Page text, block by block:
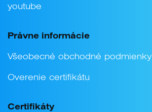
youtube
Právne informácie
Všeobecné obchodné podmienky
Overenie certifikátu
Certifikáty